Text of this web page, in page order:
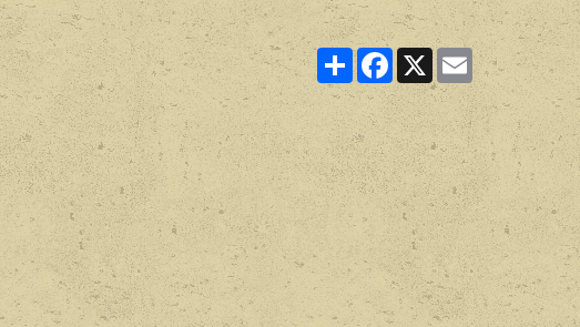
PartagerFacebook
X Email